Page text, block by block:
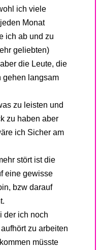
ich viele
Monat
ich ab und zu
geliebten)
die Leute, die
gehen langsam
zu leisten und
zu haben aber
ich Sicher am
stört ist die
eine gewisse
bzw darauf
der ich noch
zu arbeiten
müsste